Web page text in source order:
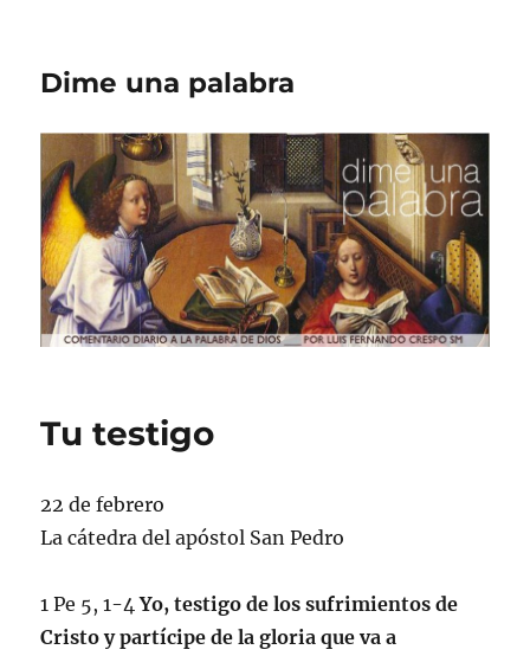
Dime una palabra
Tu testigo
22 de febrero
La cátedra del apóstol San Pedro
1 Pe 5, 1-4Yo, testigo de los sufrimientos de
Cristo y partícipe de la gloria que va a